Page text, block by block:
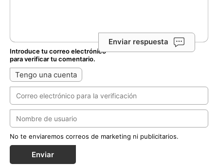
Enviar respuesta
Introduce tu correo electrónico
para verificar tu comentario.
Tengo una cuenta
No te enviaremos correos de marketing ni publicitarios.
Enviar